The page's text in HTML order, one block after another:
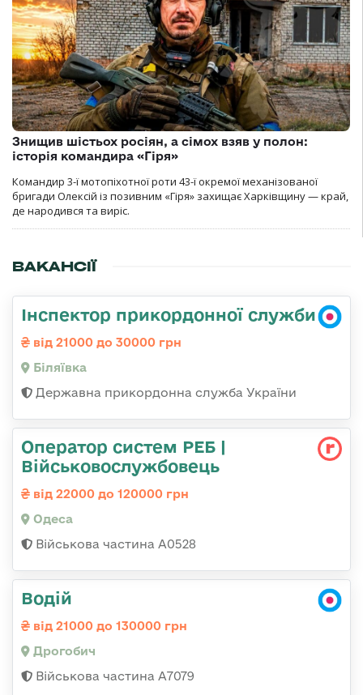
Знищив шістьох росіян, а сімох взяв у полон:
історія командира «Гіря»
Командир 3-ї мотопіхотної роти 43-ї окремої механізованої
бригади Олексій із позивним «Гіря» захищає Харківщину — край,
де народився та виріс.
ВАКАНСІЇ
Інспектор прикордонної служби
від 21000 до 30000 грн
Біляївка
Державна прикордонна служба України
Оператор систем РЕБ |
Військовослужбовець
від 22000 до 120000 грн
Одеса
Військова частина А0528
Водій
від 21000 до 130000 грн
Дрогобич
Військова частина А7079